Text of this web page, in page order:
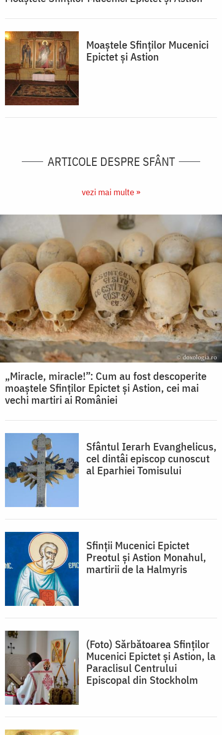
Moaştele Sfinţilor Mucenici
Epictet şi Astion
ARTICOLE DESPRE SFÂNT
vezi mai multe »
„Miracle, miracle!”: Cum au fost descoperite
moaștele Sfinților Epictet și Astion, cei mai
vechi martiri ai României
Sfântul Ierarh Evanghelicus,
cel dintâi episcop cunoscut
al Eparhiei Tomisului
Sfinții Mucenici Epictet
Preotul și Astion Monahul,
martirii de la Halmyris
(Foto) Sărbătoarea Sfinților
Mucenici Epictet și Astion, la
Paraclisul Centrului
Episcopal din Stockholm